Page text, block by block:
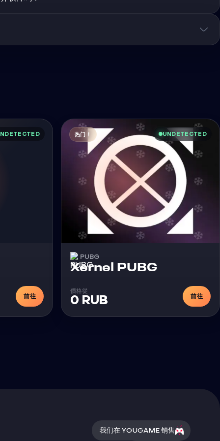
挂
前往
热门！ UNDETECTED
PUBG
Xernel PUBG外挂
價格從
0 RUB 前往
我们在 YOUGAME 销售